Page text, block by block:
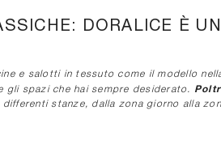
DORALICE È
e salotti in tessuto come il modello
spazi che hai sempre desiderato.
stanze, dalla zona giorno alla